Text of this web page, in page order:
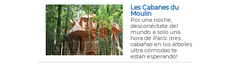
Les Cabanes du
Moulin
Por una noche,
desconéctate del
mundo a solo una
hora de París: ¡tres
cabañas en los árboles
ultra cómodas te
están esperando!